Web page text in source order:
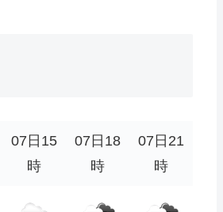
07日15
時
07日18
時
07日21
時